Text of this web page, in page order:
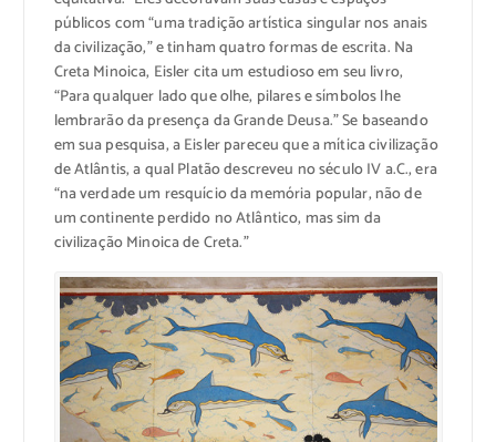
públicos com “uma tradição artística singular nos anais
da civilização,” e tinham quatro formas de escrita. Na
Creta Minoica, Eisler cita um estudioso em seu livro,
“Para qualquer lado que olhe, pilares e símbolos lhe
lembrarão da presença da Grande Deusa.” Se baseando
em sua pesquisa, a Eisler pareceu que a mítica civilização
de Atlântis, a qual Platão descreveu no século IV a.C., era
“na verdade um resquício da memória popular, não de
um continente perdido no Atlântico, mas sim da
civilização Minoica de Creta.”